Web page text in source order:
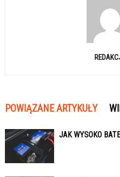
POWIĄZANE ARTYKUŁY
JAK WYSOKO